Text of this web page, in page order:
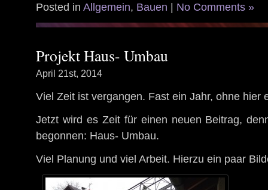
Posted in Allgemein, Bauen | No Comments »
Projekt Haus- Umbau
April 21st, 2014
Viel Zeit ist vergangen. Fast ein Jahr, ohne hier
Jetzt wird es Zeit für einen neuen Beitrag,
begonnen: Haus- Umbau.
Viel Planung und viel Arbeit. Hierzu ein paar